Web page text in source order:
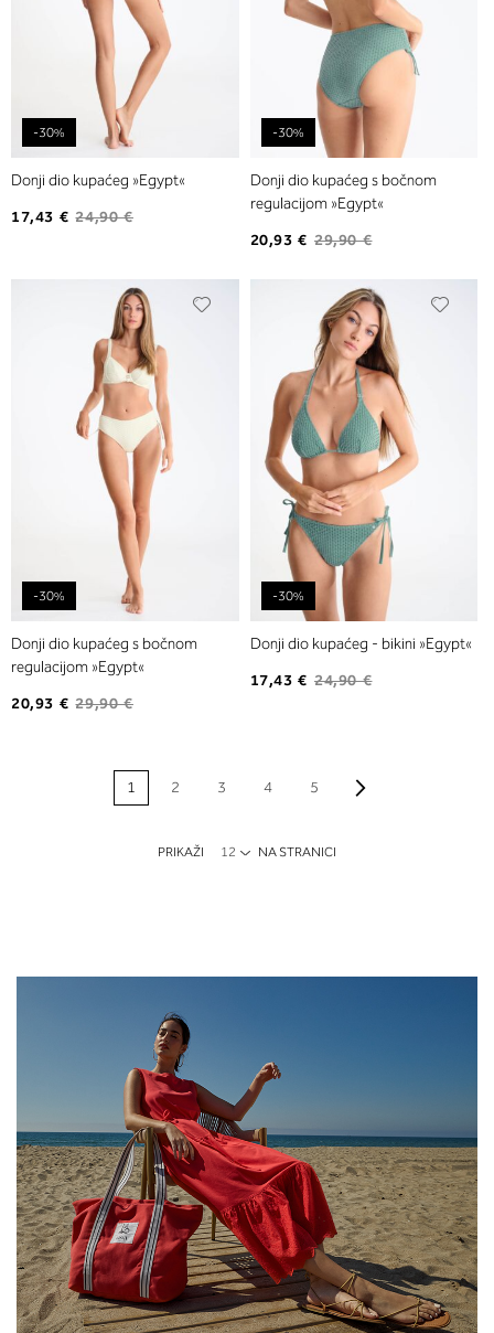
-30%
Donji dio kupaćeg »Egypt«
17,43 € 24,90 €
-30%
Donji dio kupaćeg s bočnom
regulacijom »Egypt«
20,93 € 29,90 €
-30%
Donji dio kupaćeg s bočnom
regulacijom »Egypt«
20,93 € 29,90 €
-30%
Donji dio kupaćeg - bikini »Egypt«
17,43 € 24,90 €
Trenutno pregledavate stranicu
1 Stranica
2 Stranica
3 4 5
PRIKAŽI NA STRANICI